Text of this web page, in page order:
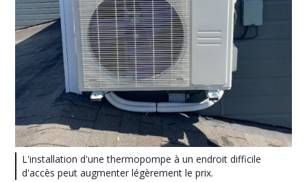
L'installation d'une thermopompe à un endroit difficile
d'accès peut augmenter légèrement le prix.